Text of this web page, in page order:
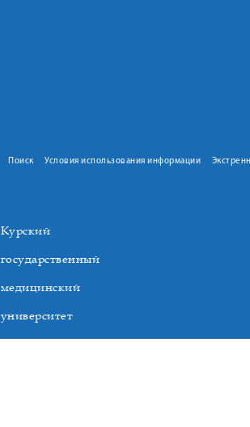
Поиск Условия использования информации
Курский
государственный
медицинский
университет